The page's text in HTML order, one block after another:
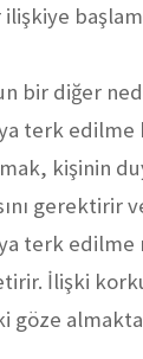
bir diğer
terk edilme
kişinin
gerektirir
terk edilme
İlişki
göze